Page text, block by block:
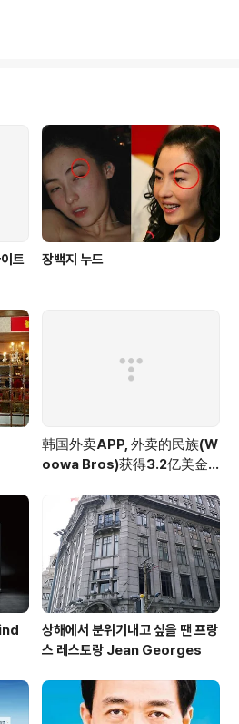
랑을 받고 있는 F4의
의.... 연의(演義)란
유가경전을 연구하
를 다시 재조명하여
의'라고 말합니다. 이러
가에서 강조하는 정
다보니 조조가 아주 나
트
장백지 누드
韩国外卖APP, 外卖的民族(W
oowa Bros)获得3.2亿美金
상해에서 분위기내고 싶을 땐 프랑
스 레스토랑 Jean Georges